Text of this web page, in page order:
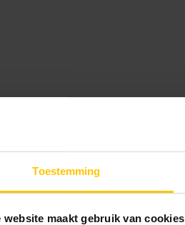
Toestemming
website maakt gebruik van cookies